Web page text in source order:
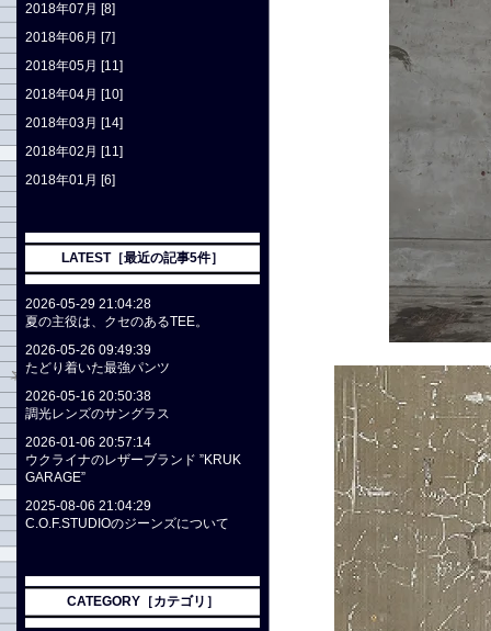
2018年07月 [8]
2018年06月 [7]
2018年05月 [11]
2018年04月 [10]
2018年03月 [14]
2018年02月 [11]
2018年01月 [6]
LATEST［最近の記事5件］
2026-05-29 21:04:28
夏の主役は、クセのあるTEE。
2026-05-26 09:49:39
たどり着いた最強パンツ
2026-05-16 20:50:38
調光レンズのサングラス
2026-01-06 20:57:14
ウクライナのレザーブランド ”KRUK
GARAGE”
2025-08-06 21:04:29
C.O.F.STUDIOのジーンズについて
CATEGORY［カテゴリ］